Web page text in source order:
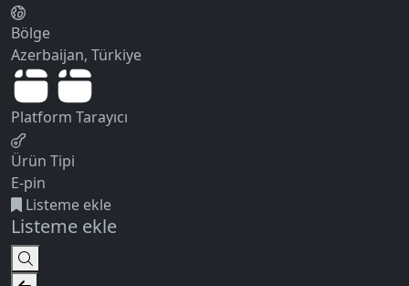
Bölge
Azerbaijan, Türkiye
Platform Tarayıcı
Ürün Tipi
E-pin
Listeme ekle
Listeme ekle